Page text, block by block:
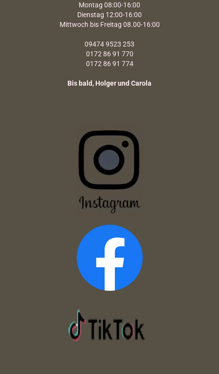
Montag 08:00-16:00
Dienstag 12:00-16:00
Mittwoch bis Freitag 08.00-16:00
09474 9523 253
0172 86 91 770
0172 86 91 774
Bis bald, Holger und Carola